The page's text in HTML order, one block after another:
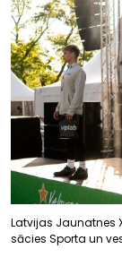
Latvijas Jaunatnes
sācies Sporta un